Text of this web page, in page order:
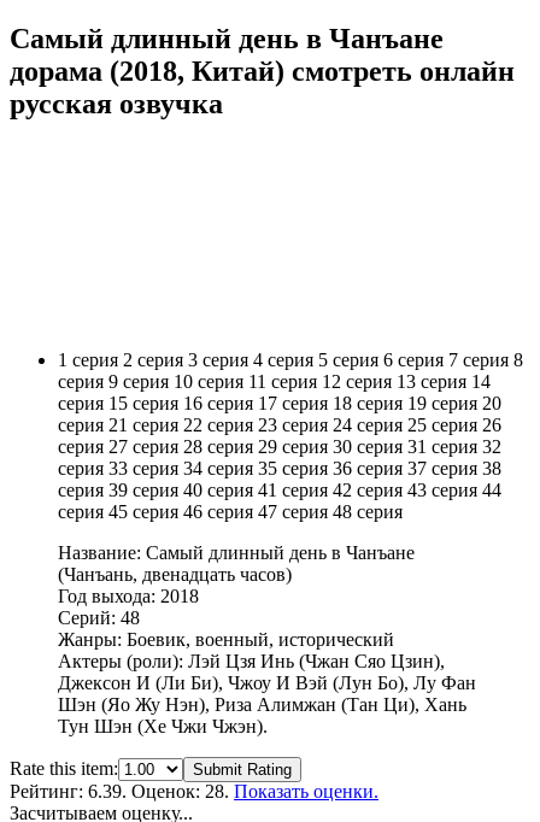
Самый длинный день в Чанъане
дорама (2018, Китай) смотреть онлайн
русская озвучка
1 серия 2 серия 3 серия 4 серия 5 серия 6 серия 7 серия 8
серия 9 серия 10 серия 11 серия 12 серия 13 серия 14
серия 15 серия 16 серия 17 серия 18 серия 19 серия 20
серия 21 серия 22 серия 23 серия 24 серия 25 серия 26
серия 27 серия 28 серия 29 серия 30 серия 31 серия 32
серия 33 серия 34 серия 35 серия 36 серия 37 серия 38
серия 39 серия 40 серия 41 серия 42 серия 43 серия 44
серия 45 серия 46 серия 47 серия 48 серия
Название: Самый длинный день в Чанъане
(Чанъань, двенадцать часов)
Год выхода: 2018
Серий: 48
Жанры: Боевик, военный, исторический
Актеры (роли): Лэй Цзя Инь (Чжан Сяо Цзин),
Джексон И (Ли Би), Чжоу И Вэй (Лун Бо), Лу Фан
Шэн (Яо Жу Нэн), Риза Алимжан (Тан Ци), Хань
Тун Шэн (Хе Чжи Чжэн).
Rate this item: Submit Rating
Рейтинг: 6.39. Оценок: 28. Показать оценки.
Засчитываем оценку...